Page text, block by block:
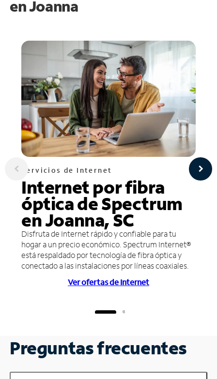
enJoanna
Servicios de Internet
Internet por fibra
óptica de Spectrum
en Joanna, SC
Disfruta de Internet rápido y confiable para tu
hogar a un precio económico. Spectrum Internet®
está respaldado por tecnología de fibra óptica y
conectado a las instalaciones por líneas coaxiales.
Ver ofertas de Internet
Preguntas frecuentes